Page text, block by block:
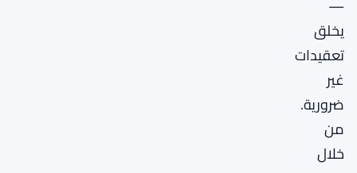
—
يخلق
تعقيدات
غير
ضرورية.
من
خلال